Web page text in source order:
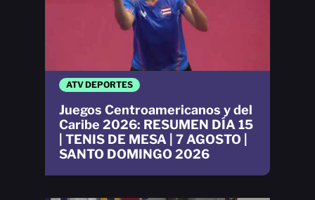
ATV DEPORTES
Juegos Centroamericanos y del
Caribe 2026: RESUMEN DÍA 15
| TENIS DE MESA | 7 AGOSTO |
SANTO DOMINGO 2026